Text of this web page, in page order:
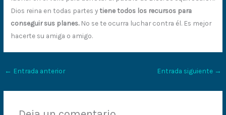
Dios reina en todas partes y tiene todos los recursos para
conseguir sus planes.No se te ocurra luchar contra él. Es mejor
hacerte su amiga o amigo.
← Entrada anterior Entrada siguiente →